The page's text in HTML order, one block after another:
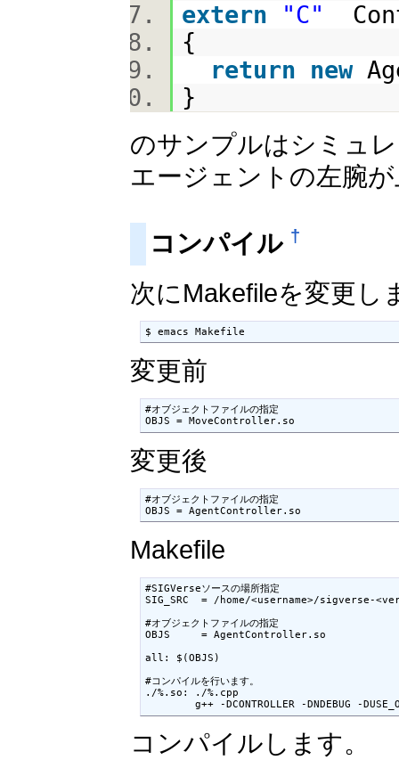
extern "C"
{
return
new
}
のサンプルはシミュ
エージェントの左腕
コンパイル †
次にMakefileを変更し
$ emacs Makefile
変更前
#オブジェクトファイルの指定
OBJS = MoveController.so
変更後
#オブジェクトファイルの指定
OBJS = AgentController.so
Makefile
#SIGVerseソースの場所指定
SIG_SRC  = /home/<username>/sigverse-
#オブジェクトファイルの指定
OBJS     = AgentController.so
all: $(OBJS)
#コンパイルを行います。
./%.so: ./%.cpp
g++ -DCONTROLLER -DNDEBUG -
コンパイルします。